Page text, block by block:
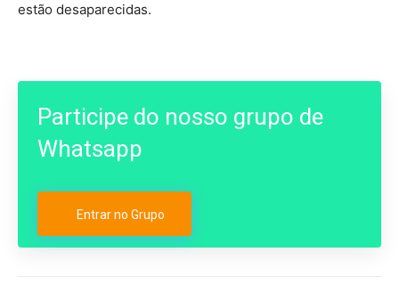
estão desaparecidas.
Participe do nosso grupo de
Whatsapp
Entrar no Grupo